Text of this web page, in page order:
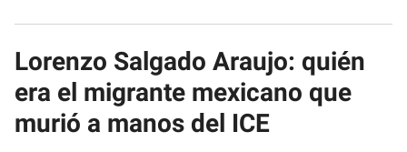
Lorenzo Salgado Araujo: quién
era el migrante mexicano que
murió a manos del ICE